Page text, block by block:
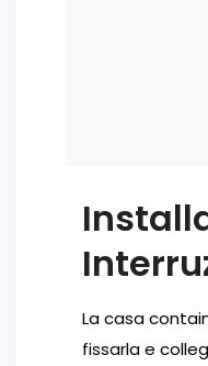
La casa
fissarla e